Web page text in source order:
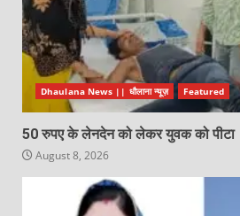
Dhaulana News || धौलाना न्यूज़ Featured
50 रुपए के लेनदेन को लेकर युवक को पीटा
August 8, 2026